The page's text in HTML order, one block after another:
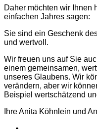
Daher möchten wir Ihnen
einfachen Jahres sagen:
Sie sind ein Geschenk
und wertvoll.
Wir freuen uns auf Sie
einem gemeinsamen,
unseres Glaubens. Wir
verändern, aber wir
Beispiel wertschätzend
Ihre Anita Köhnlein und